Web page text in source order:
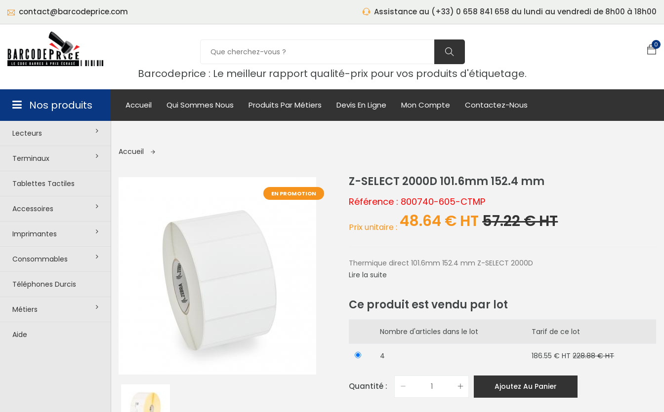
contact@barcodeprice.com Assistance au (+33) 0 658 841 658 du lundi au vendredi de 8h00 à 18h00
Barcodeprice : Le meilleur rapport qualité-prix pour vos produits d'étiquetage.
0
Nos produits
Lecteurs
Terminaux
Tablettes Tactiles
Accessoires
Imprimantes
Consommables
Téléphones Durcis
Métiers
Aide
Accueil Qui Sommes Nous Produits Par Métiers Devis En Ligne Mon Compte Contactez-Nous
Accueil
EN PROMOTION
Z-SELECT 2000D 101.6mm 152.4 mm
Référence : 800740-605-CTMP
Prix unitaire : 48.64 € HT57.22 € HT
Thermique direct 101.6mm 152.4 mm Z-SELECT 2000D
Lire la suite
Ce produit est vendu par lot
Nombre d'articles dans le lot Tarif de ce lot
4 186.55 € HT228.88 € HT
Quantité : Ajoutez Au Panier